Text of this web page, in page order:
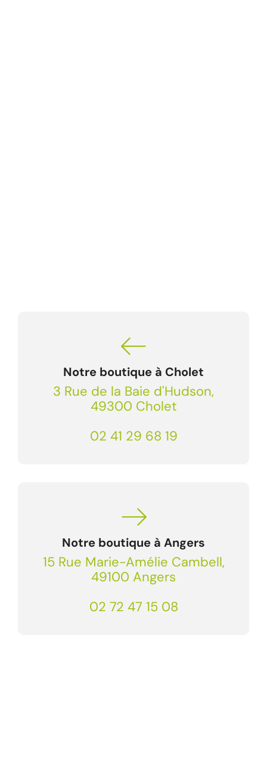
Notre boutique à Cholet
3 Rue de la Baie d'Hudson,
49300 Cholet
02 41 29 68 19
Notre boutique à Angers
15 Rue Marie-Amélie Cambell,
49100 Angers
02 72 47 15 08